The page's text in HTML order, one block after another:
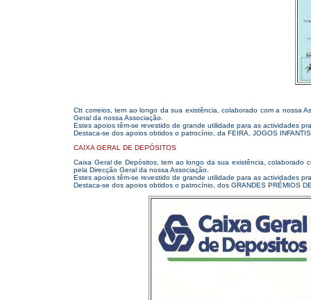
Ctt correios, tem ao longo da sua existência, colaborado com a nossa
Geral da nossa Associação.
Estes apoios têm-se revestido de grande utilidade para as actividades
Destaca-se dos apoios obtidos o patrocínio, da FEIRA, JOGOS
CAIXA GERAL DE DEPÓSITOS
Caixa Geral de Depósitos, tem ao longo da sua existência, colaborado
pela Direcção Geral da nossa Associação.
Estes apoios têm-se revestido de grande utilidade para as actividades
Destaca-se dos apoios obtidos o patrocínio, dos GRANDES PRÉMIOS